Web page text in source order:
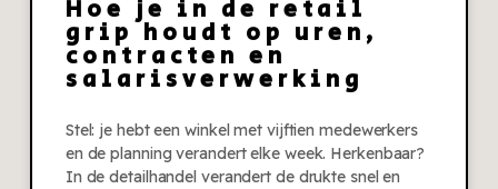
Hoe je in de retail
grip houdt op uren,
contracten en
salarisverwerking
Stel: je hebt een winkel met vijftien medewerkers
en de planning verandert elke week. Herkenbaar?
In de detailhandel verandert de drukte snel en